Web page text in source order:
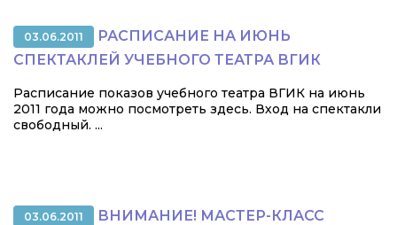
03.06.2011
РАСПИСАНИЕ НА ИЮНЬ
СПЕКТАКЛЕЙ УЧЕБНОГО ТЕАТРА ВГИК
Расписание показов учебного театра ВГИК на июнь
2011 года можно посмотреть здесь. Вход на спектакли
свободный. ...
03.06.2011
ВНИМАНИЕ! МАСТЕР-КЛАСС